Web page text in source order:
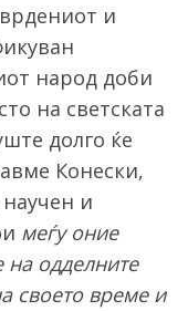
и
народ доби
на светската
долго ќе
Конески,
научен и
меѓу оние
на одделните
своето време и